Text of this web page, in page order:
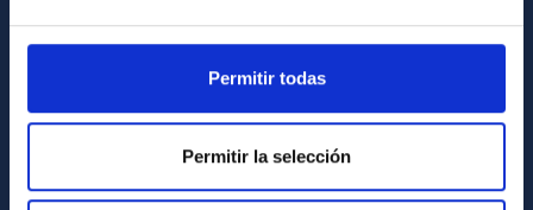
Permitir todas
Permitir la selección
Legislación
Forever IAC